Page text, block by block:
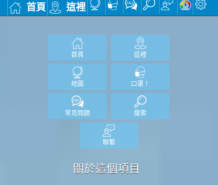
首頁 這裡
首頁 這裡
地圖 口罩！
常見問題 搜索
聯繫
關於這個項目